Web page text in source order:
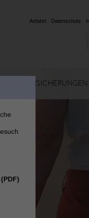
Anfahrt Datenschutz
PRIVAT-VERSICHERUNGEN